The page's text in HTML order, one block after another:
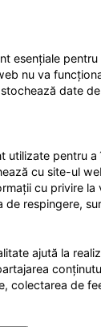
esențiale
nu va
date
utilizate pentru a
cu site-ul
cu privire la
de respingere,
ajută la
colectarea de